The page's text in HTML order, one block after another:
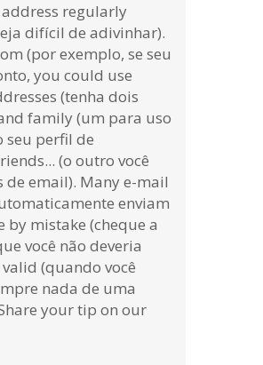
regularly
difícil de adivinhar).
(por exemplo, se seu
you could use
(tenha dois
family (um para uso
seu perfil de
(o outro você
email). Many e-mail
enviam
mistake (cheque a
você não deveria
(quando você
nada de uma
your tip on our